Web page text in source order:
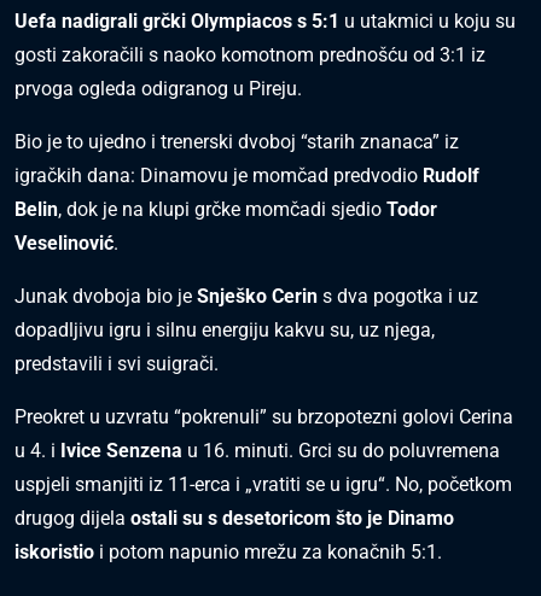
Uefa nadigrali grčki Olympiacos s 5:1 u utakmici u koju su
gosti zakoračili s naoko komotnom prednošću od 3:1 iz
prvoga ogleda odigranog u Pireju.
Bio je to ujedno i trenerski dvoboj “starih znanaca” iz
igračkih dana: Dinamovu je momčad predvodio Rudolf
Belin, dok je na klupi grčke momčadi sjedio Todor
Veselinović.
Junak dvoboja bio je Snješko Cerin s dva pogotka i uz
dopadljivu igru i silnu energiju kakvu su, uz njega,
predstavili i svi suigrači.
Preokret u uzvratu “pokrenuli” su brzopotezni golovi Cerina
u 4. i Ivice Senzena u 16. minuti. Grci su do poluvremena
uspjeli smanjiti iz 11-erca i „vratiti se u igru“. No, početkom
drugog dijela ostali su s desetoricom što je Dinamo
iskoristio i potom napunio mrežu za konačnih 5:1.